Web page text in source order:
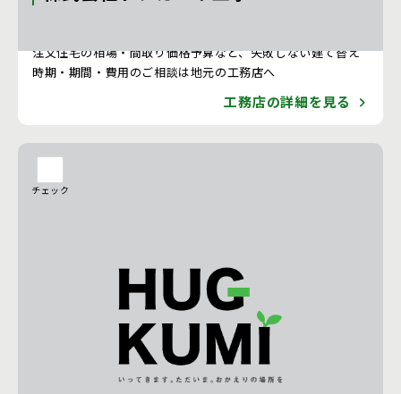
注文住宅の相場・間取り価格予算など、失敗しない建て替え
時期・期間・費用のご相談は地元の工務店へ
工務店の詳細を見る
チェック